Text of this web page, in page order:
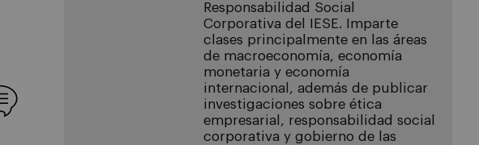
Responsabilidad Social
Corporativa del IESE. Imparte
clases principalmente en las áreas
de macroeconomía, economía
monetaria y economía
internacional, además de publicar
investigaciones sobre ética
empresarial, responsabilidad social
corporativa y gobierno de las